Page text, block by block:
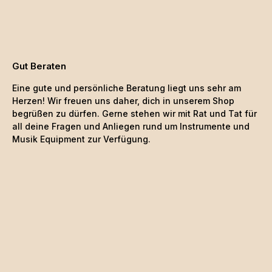
Gut Beraten
Eine gute und persönliche Beratung liegt uns sehr am
Herzen! Wir freuen uns daher, dich in unserem Shop
begrüßen zu dürfen. Gerne stehen wir mit Rat und Tat für
all deine Fragen und Anliegen rund um Instrumente und
Musik Equipment zur Verfügung.